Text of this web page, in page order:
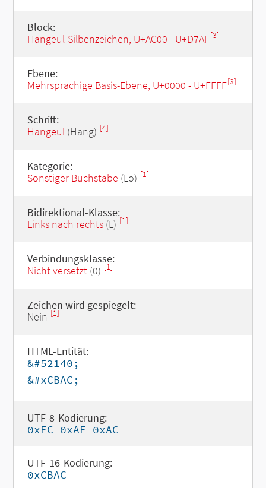
Block:
Hangeul-Silbenzeichen, U+AC00 - U+D7AF[3]
Ebene:
Mehrsprachige Basis-Ebene, U+0000 - U+FFFF[3]
Schrift:
Hangeul(Hang) [4]
Kategorie:
Sonstiger Buchstabe (Lo) [1]
Bidirektional-Klasse:
Links nach rechts(L) [1]
Verbindungsklasse:
Nicht versetzt(0) [1]
Zeichen wird gespiegelt:
Nein [1]
HTML-Entität:
&#52140;
&#xCBAC;
UTF-8-Kodierung:
0xEC 0xAE 0xAC
UTF-16-Kodierung:
0xCBAC